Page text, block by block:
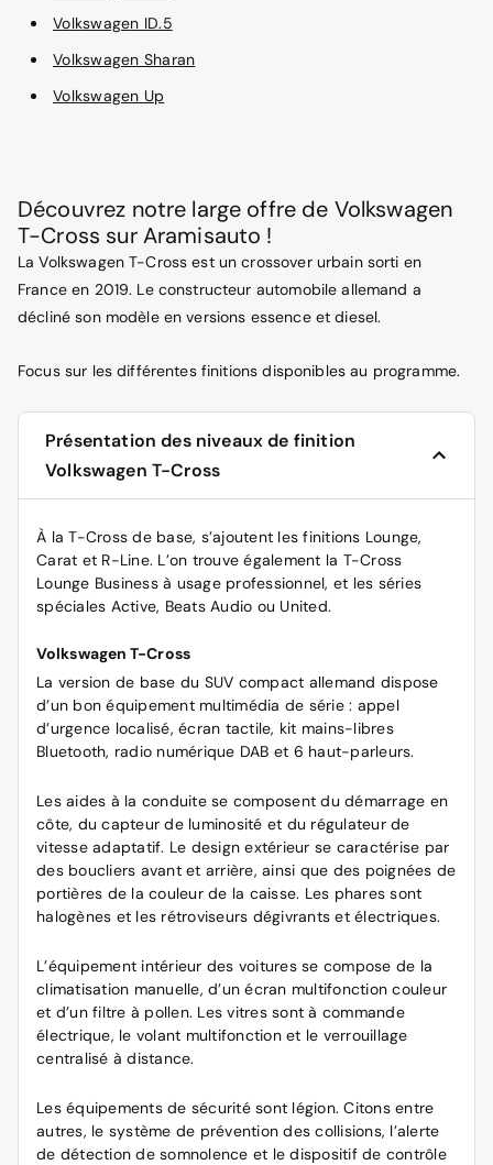
Volkswagen ID.5
Volkswagen Sharan
Volkswagen Up
Découvrez notre large offre de Volkswagen
T-Cross sur Aramisauto !
La Volkswagen T-Cross est un crossover urbain sorti en
France en 2019. Le constructeur automobile allemand a
décliné son modèle en versions essence et diesel.
Focus sur les différentes finitions disponibles au programme.
Présentation des niveaux de finition
Volkswagen T-Cross
À la T-Cross de base, s’ajoutent les finitions Lounge,
Carat et R-Line. L’on trouve également la T-Cross
Lounge Business à usage professionnel, et les séries
spéciales Active, Beats Audio ou United.
Volkswagen T-Cross
La version de base du SUV compact allemand dispose
d’un bon équipement multimédia de série : appel
d’urgence localisé, écran tactile, kit mains-libres
Bluetooth, radio numérique DAB et 6 haut-parleurs.
Les aides à la conduite se composent du démarrage en
côte, du capteur de luminosité et du régulateur de
vitesse adaptatif. Le design extérieur se caractérise par
des boucliers avant et arrière, ainsi que des poignées de
portières de la couleur de la caisse. Les phares sont
halogènes et les rétroviseurs dégivrants et électriques.
L’équipement intérieur des voitures se compose de la
climatisation manuelle, d’un écran multifonction couleur
et d’un filtre à pollen. Les vitres sont à commande
électrique, le volant multifonction et le verrouillage
centralisé à distance.
Les équipements de sécurité sont légion. Citons entre
autres, le système de prévention des collisions, l’alerte
de détection de somnolence et le dispositif de contrôle